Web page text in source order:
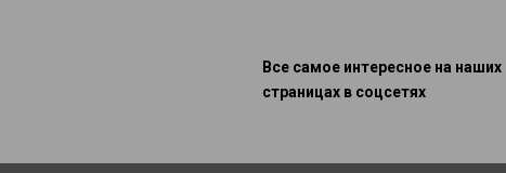
Все самое интересное на наших
страницах в соцсетях